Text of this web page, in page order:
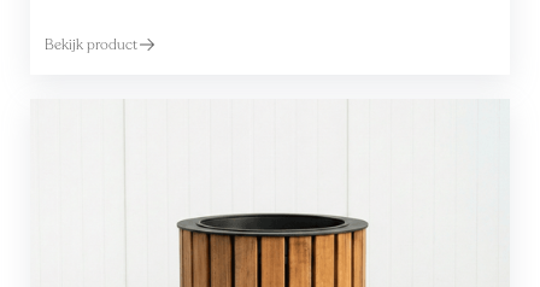
Bekijk product